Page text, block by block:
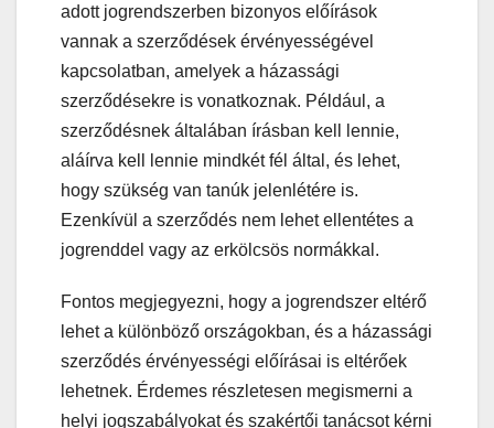
adott jogrendszerben bizonyos előírások
vannak a szerződések érvényességével
kapcsolatban, amelyek a házassági
szerződésekre is vonatkoznak. Például, a
szerződésnek általában írásban kell lennie,
aláírva kell lennie mindkét fél által, és lehet,
hogy szükség van tanúk jelenlétére is.
Ezenkívül a szerződés nem lehet ellentétes a
jogrenddel vagy az erkölcsös normákkal.
Fontos megjegyezni, hogy a jogrendszer eltérő
lehet a különböző országokban, és a házassági
szerződés érvényességi előírásai is eltérőek
lehetnek. Érdemes részletesen megismerni a
helyi jogszabályokat és szakértői tanácsot kérni